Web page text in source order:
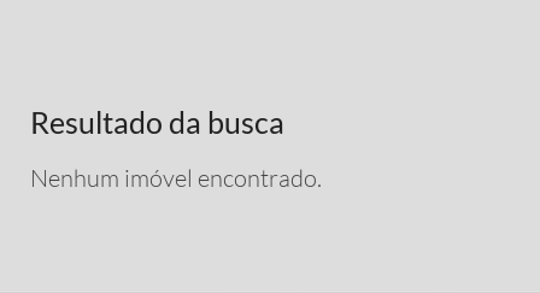
Resultado da busca
Nenhum imóvel encontrado.